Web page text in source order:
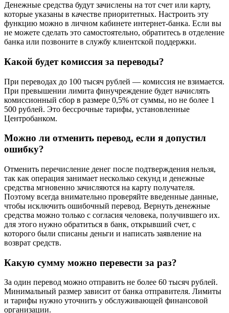
Денежные средства будут зачислены на тот счет или карту,
которые указаны в качестве приоритетных. Настроить эту
функцию можно в личном кабинете интернет-банка. Если вы
не можете сделать это самостоятельно, обратитесь в отделение
банка или позвоните в службу клиентской поддержки.
Какой будет комиссия за переводы?
При переводах до 100 тысяч рублей — комиссия не взимается.
При превышении лимита финучреждение будет начислять
комиссионный сбор в размере 0,5% от суммы, но не более 1
500 рублей. Это бессрочные тарифы, установленные
Центробанком.
Можно ли отменить перевод, если я допустил
ошибку?
Отменить перечисление денег после подтверждения нельзя,
так как операция занимает несколько секунд и денежные
средства мгновенно зачисляются на карту получателя.
Поэтому всегда внимательно проверяйте введенные данные,
чтобы исключить ошибочный перевод. Вернуть денежные
средства можно только с согласия человека, получившего их.
для этого нужно обратиться в банк, открывший счет, с
которого были списаны деньги и написать заявление на
возврат средств.
Какую сумму можно перевести за раз?
За один перевод можно отправить не более 60 тысяч рублей.
Минимальный размер зависит от банка отправителя. Лимиты
и тарифы нужно уточнить у обслуживающей финансовой
организации.